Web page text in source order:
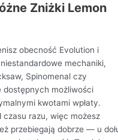
Zniżki Lemon
obecność Evolution i
mechaniki,
Spinomenal czy
dostępnych możliwości
kwotami wpłaty.
razu, więc możesz
przebiegają dobrze — u